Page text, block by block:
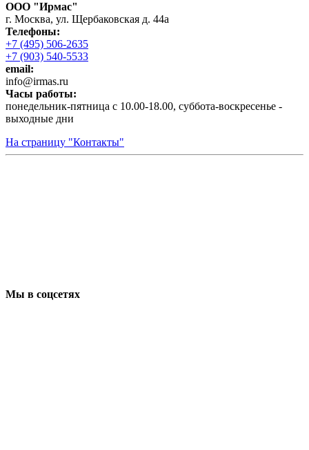
ООО "Ирмас"
г. Москва, ул. Щербаковская д. 44а
Телефоны:
+7 (495) 506-2635
+7 (903) 540-5533
email:
infо@irmas.ru
Часы работы:
понедельник-пятница с 10.00-18.00, суббота-воскресенье -
выходные дни
На страницу "Контакты"
Мы в соцсетях